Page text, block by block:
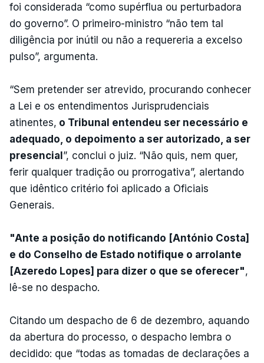
foi considerada “como supérflua ou perturbadora
do governo”. O primeiro-ministro “não tem tal
diligência por inútil ou não a requereria a excelso
pulso”, argumenta.
“Sem pretender ser atrevido, procurando conhecer
a Lei e os entendimentos Jurisprudenciais
atinentes, o Tribunal entendeu ser necessário e
adequado, o depoimento a ser autorizado, a ser
presencial”, conclui o juiz. “Não quis, nem quer,
ferir qualquer tradição ou prorrogativa”, alertando
que idêntico critério foi aplicado a Oficiais
Generais.
"Ante a posição do notificando [António Costa]
e do Conselho de Estado notifique o arrolante
[Azeredo Lopes] para dizer o que se oferecer",
lê-se no despacho.
Citando um despacho de 6 de dezembro, aquando
da abertura do processo, o despacho lembra o
decidido: que “todas as tomadas de declarações a